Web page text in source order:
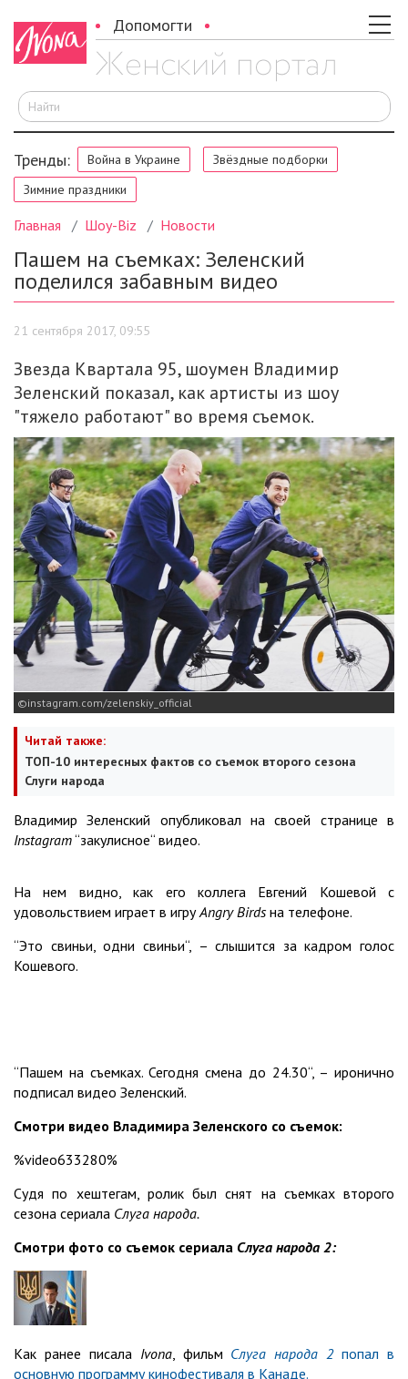
Допомогти
Тренды: Война в Украине
Звёздные подборки
Зимние праздники
Главная Шоу-Biz Новости
Пашем на съемках: Зеленский
поделился забавным видео
21 сентября 2017, 09:55
Звезда Квартала 95, шоумен Владимир
Зеленский показал, как артисты из шоу
"тяжело работают" во время съемок.
instagram.com/zelenskiy_official
Читай также:
ТОП-10 интересных фактов со съемок второго сезона
Слуги народа
Владимир Зеленский опубликовал на своей странице в
Instagram“закулисное“ видео.
На нем видно, как его коллега Евгений Кошевой с
удовольствием играет в игруAngry Birdsна телефоне.
“Это свиньи, одни свиньи“, – слышится за кадром голос
Кошевого.
“Пашем на съемках. Сегодня смена до 24.30“, – иронично
подписал видео Зеленский.
Смотри видео Владимира Зеленского со съемок:
%video633280%
Судя по хештегам, ролик был снят на съемках второго
сезона сериала Слуга народа.
Смотри фото со съемок сериала Слуга народа 2:
Как ранее писала Ivona, фильм Слуга народа 2попал в
основную программу кинофестиваля в Канаде.